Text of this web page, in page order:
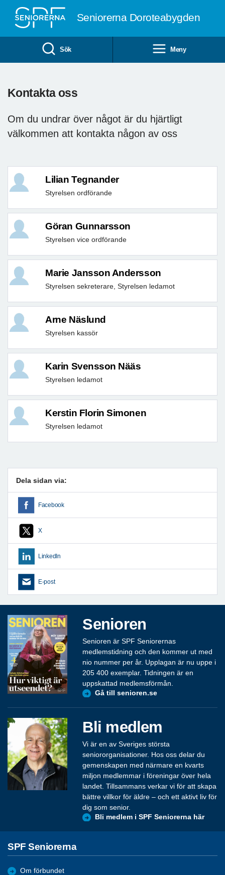
Seniorerna Doroteabygden
Sök Meny
Kontakta oss
Om du undrar över något är du hjärtligt
välkommen att kontakta någon av oss
Lilian Tegnander
Styrelsen ordförande
Göran Gunnarsson
Styrelsen vice ordförande
Marie Jansson Andersson
Styrelsen sekreterare, Styrelsen ledamot
Arne Näslund
Styrelsen kassör
Karin Svensson Nääs
Styrelsen ledamot
Kerstin Florin Simonen
Styrelsen ledamot
Dela sidan via:
Facebook
X
LinkedIn
E-post
Senioren
Senioren är SPF Seniorernas
medlemstidning och den kommer ut med
nio nummer per år. Upplagan är nu uppe i
205 400 exemplar. Tidningen är en
uppskattad medlemsförmån.
Gå till senioren.se
Bli medlem
Vi är en av Sveriges största
seniororganisationer. Hos oss delar du
gemenskapen med närmare en kvarts
miljon medlemmar i föreningar över hela
landet. Tillsammans verkar vi för att skapa
bättre villkor för äldre – och ett aktivt liv för
dig som senior.
Bli medlem i SPF Seniorerna här
SPF Seniorerna
Om förbundet